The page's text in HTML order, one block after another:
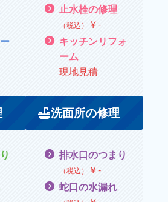
止水栓の修理
（税込） ￥‐
キッチンリフォ
ーム
現地見積
洗面所の修理
排水口のつまり
（税込） ￥‐
蛇口の水漏れ